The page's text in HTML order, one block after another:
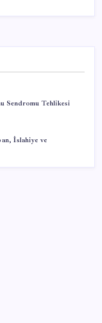
Sendromu Tehlikesi
İslahiye ve